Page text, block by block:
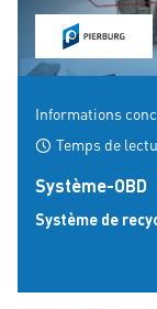
Informations
Temps de
Système-OBD
Système de